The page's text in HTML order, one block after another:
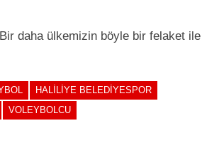
daha ülkemizin böyle bir felaket ile
HALILIYE BELEDIYESPOR
VOLEYBOLCU